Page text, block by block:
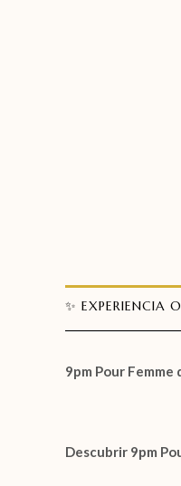
✨ EXPERIENCIA
9pm Pour Femme
Descubrir 9pm